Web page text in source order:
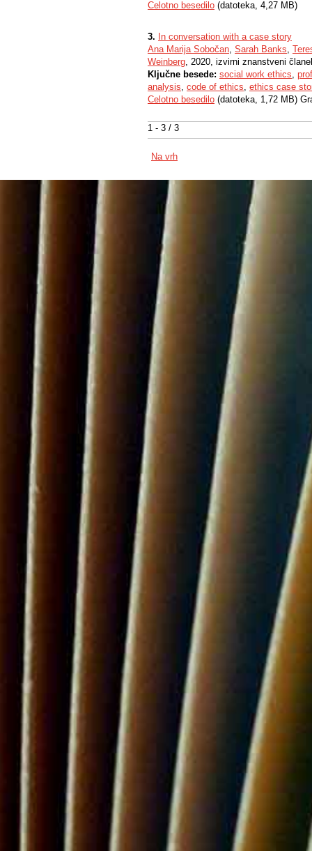
1 - 3 / 3
Celotno besedilo (datoteka, 4,27 MB)
3. In conversation with a case story
Ana Marija Sobočan, Sarah Banks,
Weinberg, 2020, izvirni znanstveni
Ključne besede: social work ethics,
analysis, code of ethics, ethics case
Celotno besedilo (datoteka, 1,72 MB)
Na vrh